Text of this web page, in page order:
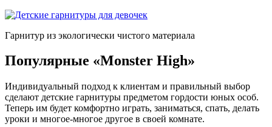
Гарнитур из экологически чистого материала
Популярные «Monster High»
Индивидуальный подход к клиентам и правильный выбор
сделают детские гарнитуры предметом гордости юных особ.
Теперь им будет комфортно играть, заниматься, спать, делать
уроки и многое-многое другое в своей комнате.